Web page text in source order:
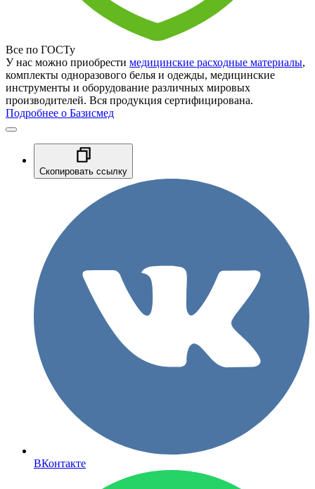
Все по ГОСТу
У нас можно приобрести медицинские расходные материалы,
комплекты одноразового белья и одежды, медицинские
инструменты и оборудование различных мировых
производителей. Вся продукция сертифицирована.
Подробнее о Базисмед
Скопировать ссылку
ВКонтакте